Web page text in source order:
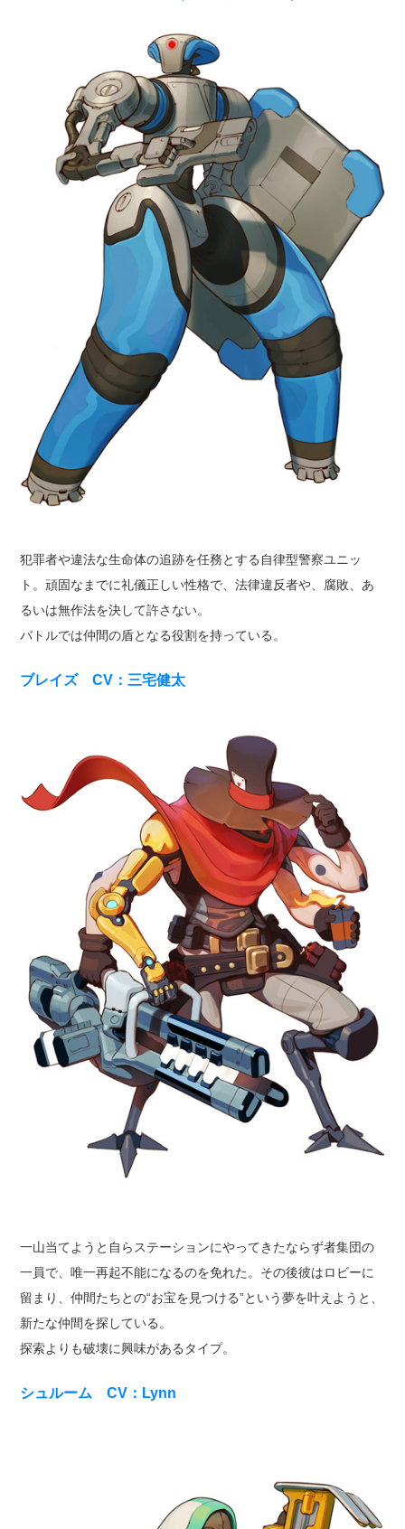
犯罪者や違法な生命体の追跡を任務とする自律型警察ユニッ
ト。頑固なまでに礼儀正しい性格で、法律違反者や、腐敗、あ
るいは無作法を決して許さない。
バトルでは仲間の盾となる役割を持っている。
ブレイズ CV：三宅健太
一山当てようと自らステーションにやってきたならず者集団の
一員で、唯一再起不能になるのを免れた。その後彼はロビーに
留まり、仲間たちとの“お宝を見つける”という夢を叶えようと、
新たな仲間を探している。
探索よりも破壊に興味があるタイプ。
シュルーム CV：Lynn